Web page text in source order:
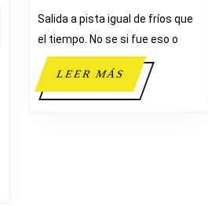
ZAR
OBRAS
Y
Salida a pista igual de fríos que
el tiempo. No se si fue eso o
LEER MÁSLEER
MÁS